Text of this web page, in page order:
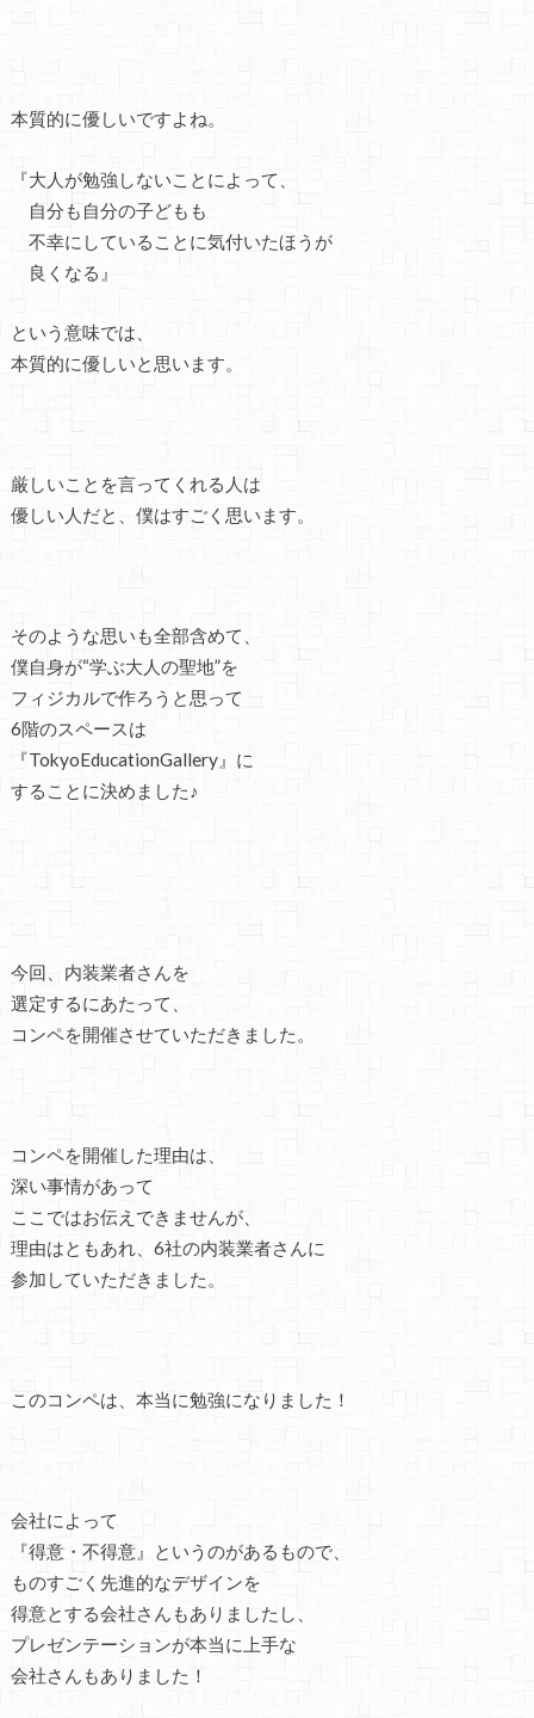
本質的に優しいですよね。
『大人が勉強しないことによって、
自分も自分の子どもも
不幸にしていることに気付いたほうが
良くなる』
という意味では、
本質的に優しいと思います。
厳しいことを言ってくれる人は
優しい人だと、僕はすごく思います。
そのような思いも全部含めて、
僕自身が“学ぶ大人の聖地”を
フィジカルで作ろうと思って
6階のスペースは
『TokyoEducationGallery』に
することに決めました♪
今回、内装業者さんを
選定するにあたって、
コンペを開催させていただきました。
コンペを開催した理由は、
深い事情があって
ここではお伝えできませんが、
理由はともあれ、6社の内装業者さんに
参加していただきました。
このコンペは、本当に勉強になりました！
会社によって
『得意・不得意』というのがあるもので、
ものすごく先進的なデザインを
得意とする会社さんもありましたし、
プレゼンテーションが本当に上手な
会社さんもありました！